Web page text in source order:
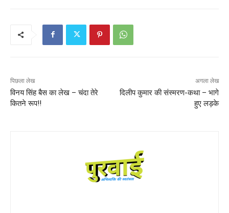
पिछला लेख
विनय सिंह बैस का लेख – चंदा तेरे
कितने रूप!!
अगला लेख
दिलीप कुमार की संस्मरण-कथा – भागे
हुए लड़के